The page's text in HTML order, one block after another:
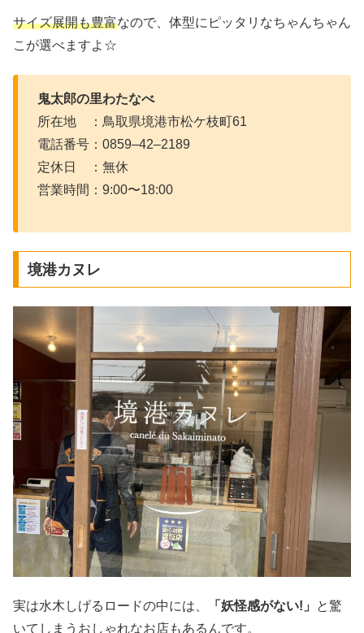
サイズ展開も豊富なので、体型にピッタリなちゃんちゃん
こが選べますよ☆
鬼太郎の里わたなべ
所在地 ：鳥取県境港市松ケ枝町61
電話番号：0859–42–2189
定休日 ：無休
営業時間：9:00〜18:00
境港カヌレ
実は水木しげるロードの中には、 「妖怪感がない!」
と驚
いてしまうおしゃれなお店もあるんです。